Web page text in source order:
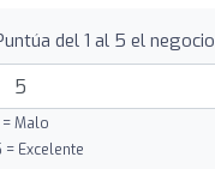
del 1 al 5 el negocio
= Malo
= Excelente